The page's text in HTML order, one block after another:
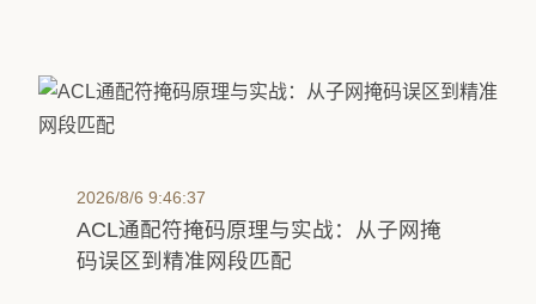
2026/8/6 9:46:37
ACL通配符掩码原理与实战：从子网掩
码误区到精准网段匹配